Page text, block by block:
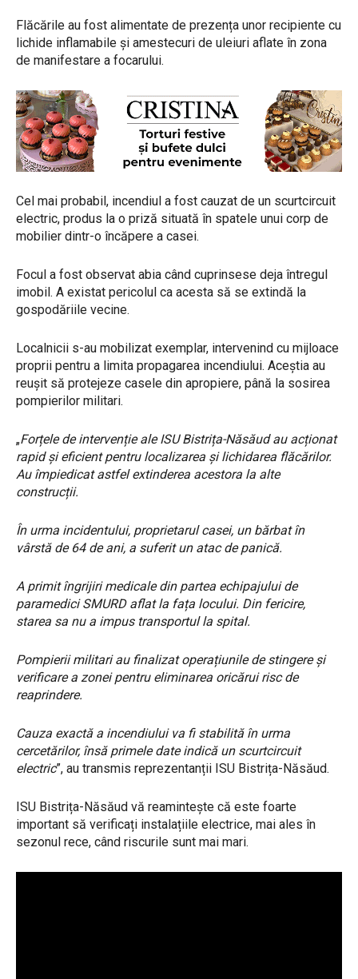
Flăcările au fost alimentate de prezența unor recipiente cu
lichide inflamabile și amestecuri de uleiuri aflate în zona
de manifestare a focarului.
Cel mai probabil, incendiul a fost cauzat de un scurtcircuit
electric, produs la o priză situată în spatele unui corp de
mobilier dintr-o încăpere a casei.
Focul a fost observat abia când cuprinsese deja întregul
imobil. A existat pericolul ca acesta să se extindă la
gospodăriile vecine.
Localnicii s-au mobilizat exemplar, intervenind cu mijloace
proprii pentru a limita propagarea incendiului. Aceștia au
reușit să protejeze casele din apropiere, până la sosirea
pompierilor militari.
„Forțele de intervenție ale ISU Bistrița-Năsăud au acționat
rapid și eficient pentru localizarea și lichidarea flăcărilor.
Au împiedicat astfel extinderea acestora la alte
construcții.
În urma incidentului, proprietarul casei, un bărbat în
vârstă de 64 de ani, a suferit un atac de panică.
A primit îngrijiri medicale din partea echipajului de
paramedici SMURD aflat la fața locului. Din fericire,
starea sa nu a impus transportul la spital.
Pompierii militari au finalizat operațiunile de stingere și
verificare a zonei pentru eliminarea oricărui risc de
reaprindere.
Cauza exactă a incendiului va fi stabilită în urma
cercetărilor, însă primele date indică un scurtcircuit
electric”, au transmis reprezentanții ISU Bistrița-Năsăud.
ISU Bistrița-Năsăud vă reamintește că este foarte
important să verificați instalațiile electrice, mai ales în
sezonul rece, când riscurile sunt mai mari.